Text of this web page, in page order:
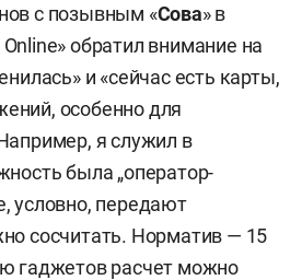
с позывным «Сова» в
обратил внимание на
и «сейчас есть карты,
особенно для
я служил в
была „оператор-
условно, передают
сосчитать. Норматив — 15
гаджетов расчет можно